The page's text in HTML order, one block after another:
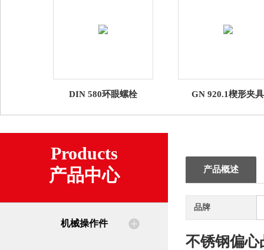
DIN 580环眼螺栓 GN 920.1楔形夹具
Products
产品中心
机械操作件
产品概述
品牌
不锈钢偏心